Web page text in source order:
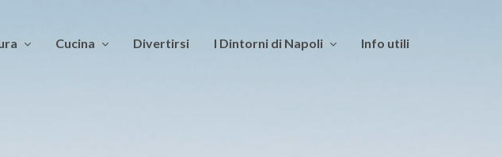
Cucina Divertirsi I Dintorni di Napoli Info utili